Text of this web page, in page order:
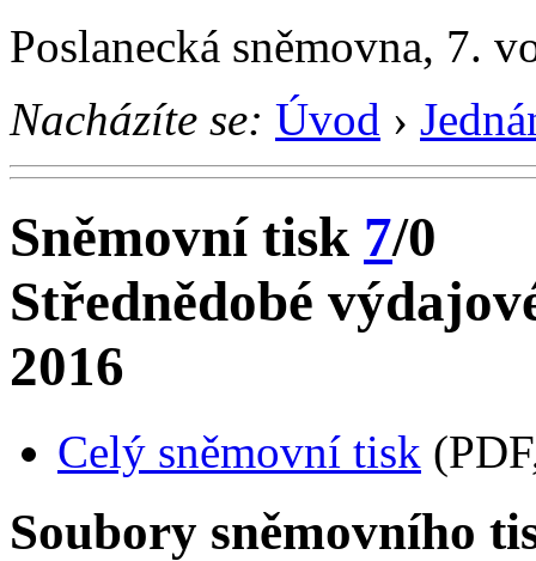
Poslanecká sněmovna, 7.
Nacházíte se: Úvod ›
Sněmovní tisk 7/0
Střednědobé
2016
Celý sněmovní tisk
Soubory sněmovního